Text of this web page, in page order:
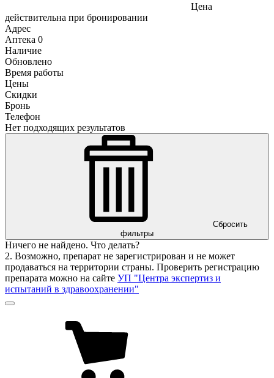
Цена
действительна при бронировании
Адрес
Аптека 0
Наличие
Обновлено
Время работы
Цены
Скидки
Бронь
Телефон
Нет подходящих результатов
Сбросить
фильтры
Ничего не найдено. Что делать?
2. Возможно, препарат не зарегистрирован и не может
продаваться на территории страны. Проверить регистрацию
препарата можно на сайте УП "Центра экспертиз и
испытаний в здравоохранении"